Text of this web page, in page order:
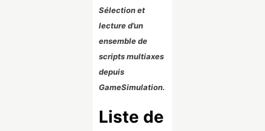
Sélection et
lecture d’un
ensemble de
scripts multiaxes
depuis
GameSimulation.
Liste de